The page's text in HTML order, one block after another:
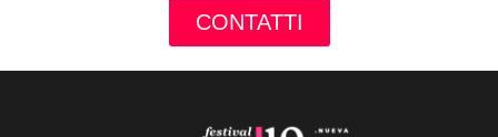
CONTATTI